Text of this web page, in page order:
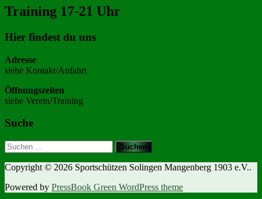
Training 17-21 Uhr
Hier findest du uns
Adresse
siehe Kontakt/Anfahrt
Öffnungszeiten
siehe Verein/Training
Suche
Suchen
nach:
Copyright © 2026 Sportschützen Solingen Mangenberg 1903 e.V..
Powered by PressBook Green WordPress theme